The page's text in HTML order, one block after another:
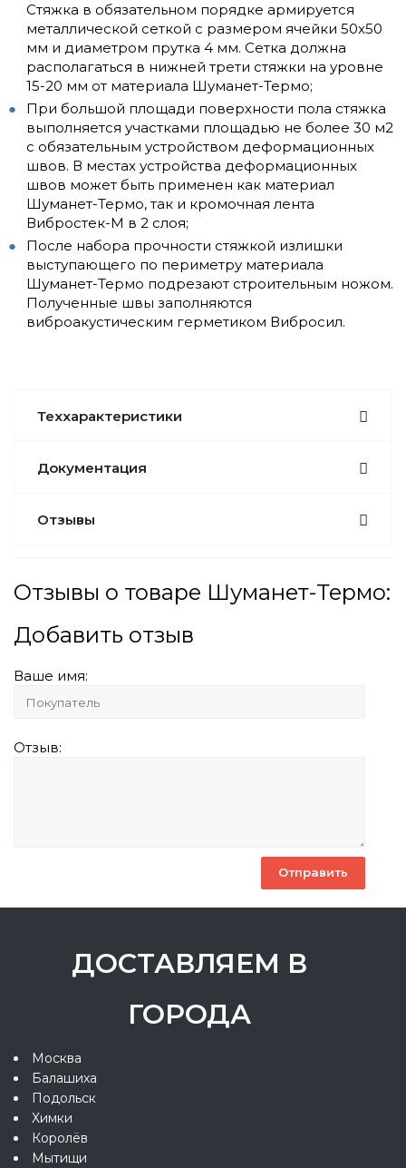
Стяжка в обязательном порядке армируется
металлической сеткой с размером ячейки 50x50
мм и диаметром прутка 4 мм. Сетка должна
располагаться в нижней трети стяжки на уровне
15-20 мм от материала Шуманет-Термо;
При большой площади поверхности пола стяжка
выполняется участками площадью не более 30 м2
с обязательным устройством деформационных
швов. В местах устройства деформационных
швов может быть применен как материал
Шуманет-Термо, так и кромочная лента
Вибростек-М в 2 слоя;
После набора прочности стяжкой излишки
выступающего по периметру материала
Шуманет-Термо подрезают строительным ножом.
Полученные швы заполняются
виброакустическим герметиком Вибросил.
Теххарактеристики
Документация
Отзывы
Отзывы о товаре Шуманет-Термо:
Добавить отзыв
Ваше имя:
Отзыв:
ДОСТАВЛЯЕМ В
ГОРОДА
Москва
Балашиха
Подольск
Химки
Королёв
Мытищи